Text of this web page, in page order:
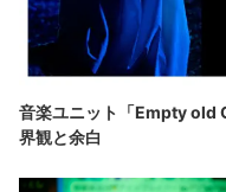
音楽ユニット「Empty old
界観と余白